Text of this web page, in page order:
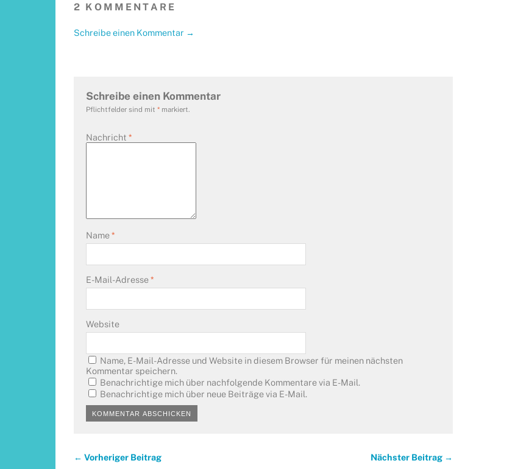
2 KOMMENTARE
Schreibe einen Kommentar →
Schreibe einen Kommentar
Pflichtfelder sind mit * markiert.
Nachricht *
Name*
E-Mail-Adresse*
Website
Name, E-Mail-Adresse und Website in diesem Browser für meinen nächsten
Kommentar speichern.
Benachrichtige mich über nachfolgende Kommentare via E-Mail.
Benachrichtige mich über neue Beiträge via E-Mail.
← Vorheriger Beitrag Nächster Beitrag →